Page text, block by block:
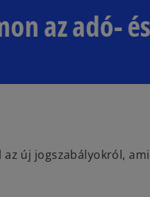
az adó-
az új jogszabályokról,